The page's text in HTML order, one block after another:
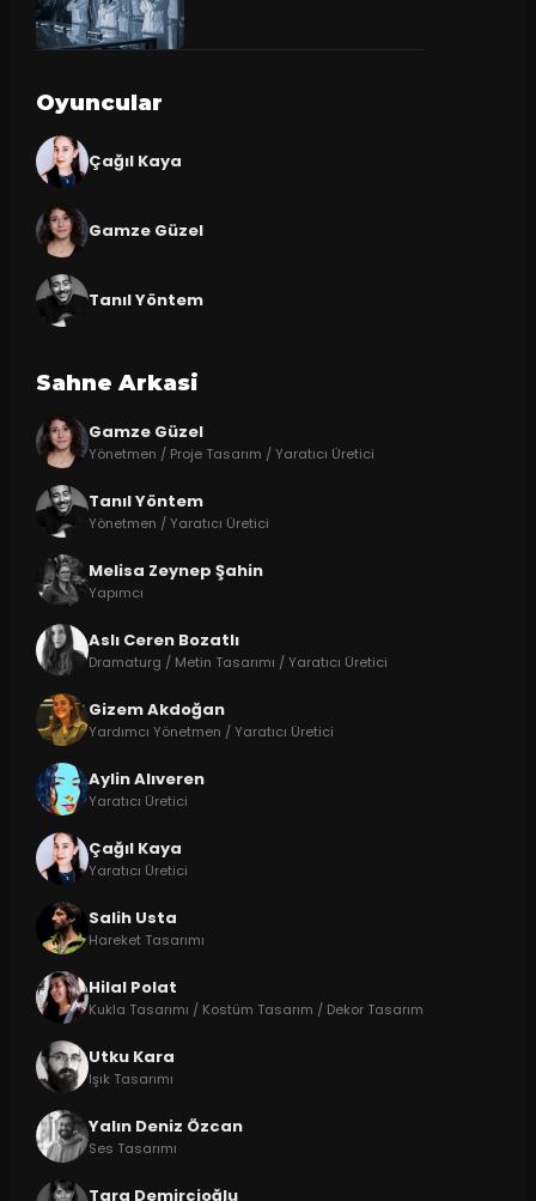
Oyuncular
Çağıl Kaya
Gamze Güzel
Tanıl Yöntem
Sahne Arkasi
Gamze Güzel
Yönetmen / Proje Tasarım / Yaratıcı Üretici
Tanıl Yöntem
Yönetmen / Yaratıcı Üretici
Melisa Zeynep Şahin
Yapımcı
Aslı Ceren Bozatlı
Dramaturg / Metin Tasarımı / Yaratıcı Üretici
Gizem Akdoğan
Yardımcı Yönetmen / Yaratıcı Üretici
Aylin Alıveren
Yaratıcı Üretici
Çağıl Kaya
Yaratıcı Üretici
Salih Usta
Hareket Tasarımı
Hilal Polat
Kukla Tasarımı / Kostüm Tasarım / Dekor Tasarım
Utku Kara
Işık Tasarımı
Yalın Deniz Özcan
Ses Tasarımı
Tara Demircioğlu